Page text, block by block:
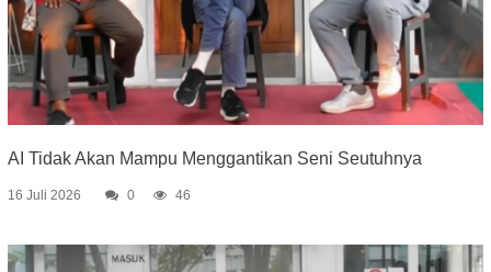
AI Tidak Akan Mampu Menggantikan Seni Seutuhnya
16 Juli 2026 0 46